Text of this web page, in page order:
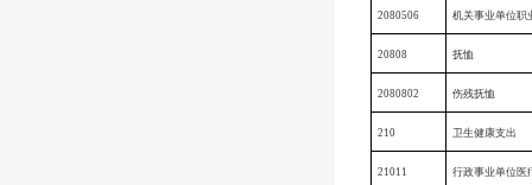
2080506 机关事业单位职
20808 抚恤
2080802 伤残抚恤
210 卫生健康支出
21011 行政事业单位医